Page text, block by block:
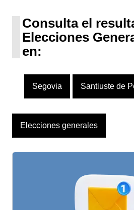
Consulta el
Elecciones
en:
Segovia Santiuste de
Elecciones generales